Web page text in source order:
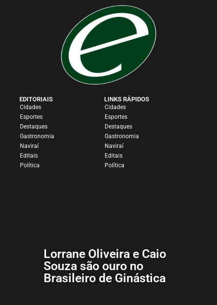
EDITORIAIS
Cidades
Esportes
Destaques
Gastronomia
Naviraí
Editais
Política
LINKS RÁPIDOS
Cidades
Esportes
Destaques
Gastronomia
Naviraí
Editais
Política
Lorrane Oliveira e Caio
Souza são ouro no
Brasileiro de Ginástica